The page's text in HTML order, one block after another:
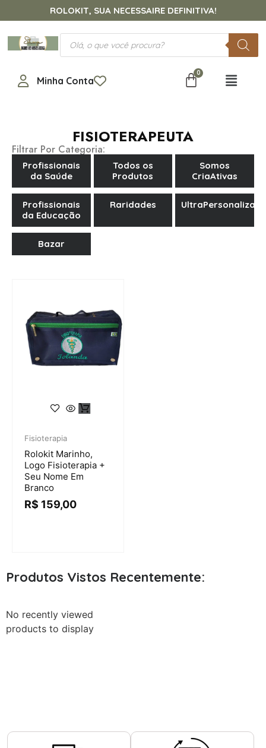
ROLOKIT, SUA NECESSAIRE DEFINITIVA!
Minha Conta
FISIOTERAPEUTA
Filtrar Por Categoria:
Profissionais
da Saúde
Todos os
Produtos
Somos
CriaAtivas
Profissionais
da Educação
Raridades
Bazar
Fisioterapia
Rolokit Marinho,
Logo Fisioterapia +
Seu Nome Em
Branco
R$ 159,00
Produtos Vistos Recentemente:
No recently viewed
products to display